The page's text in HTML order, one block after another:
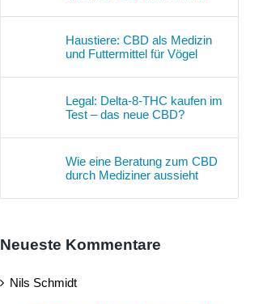
Haustiere: CBD als Medizin
und Futtermittel für Vögel
Legal: Delta-8-THC kaufen im
Test – das neue CBD?
Wie eine Beratung zum CBD
durch Mediziner aussieht
Neueste Kommentare
Nils Schmidt